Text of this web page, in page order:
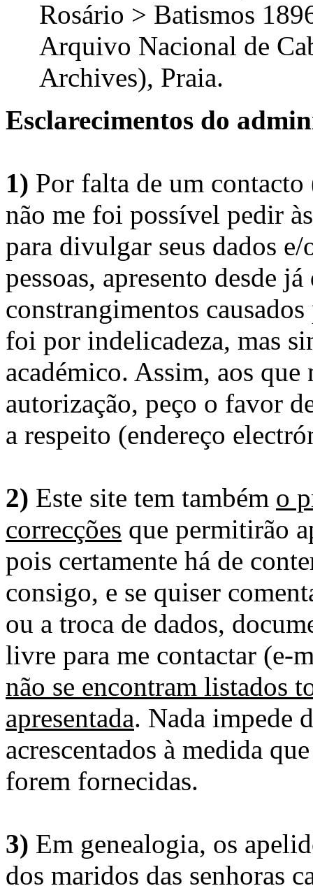
Rosário > Batismos
Arquivo Nacional de
Archives), Praia.
Esclarecimentos do
1) Por falta de um
não me foi possível pedir
para divulgar seus dados
pessoas, apresento desde
constrangimentos
foi por indelicadeza, mas
académico. Assim, aos
autorização, peço o favor
a respeito (endereço
2) Este site tem também o
correcções que permitirão
pois certamente há de
consigo, e se quiser
ou a troca de dados,
livre para me contactar (e-
não se encontram listados
apresentada. Nada impede
acrescentados à medida
forem fornecidas.
3) Em genealogia, os
dos maridos das senhoras